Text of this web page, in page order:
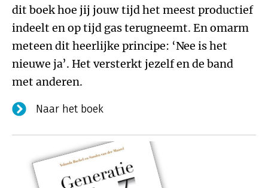
dit boek hoe jij jouw tijd het meest productief
indeelt en op tijd gas terugneemt. En omarm
meteen dit heerlijke principe: ‘Nee is het
nieuwe ja’. Het versterkt jezelf en de band
met anderen.
Naar het boek